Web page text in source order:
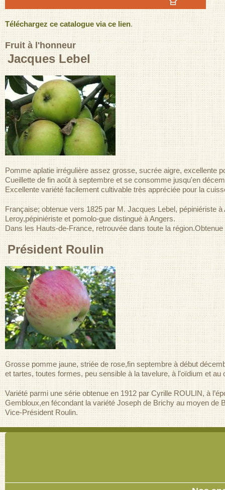
Téléchargez ce catalogue via ce lien.
Fruit à l'honneur
Jacques Lebel
Pomme aplatie irrégulière assez grosse, sucrée aigre, excellente
Cueillette de fin août à septembre et se consomme jusqu'en
Excellente variété facilement cultivable très appréciée pour la
Française; obtenue vers 1825 par M. Jacques Lebel, pépiniériste
Leroy,pépiniériste et pomolo-gue distingué à Angers.
Dans les Hauts-de-France, retrouvée dans toute la
Président Roulin
Grosse pomme jaune, striée de rose,fin septembre à début
et tartes, toutes formes, peu sensible à la tavelure, à l'oïdium et
Variété parmi une série obtenue en 1912 par Cyrille ROULIN, à
Gembloux,en fécondant la variété Joseph de Brichy au moyen
Vice-Président Roulin.